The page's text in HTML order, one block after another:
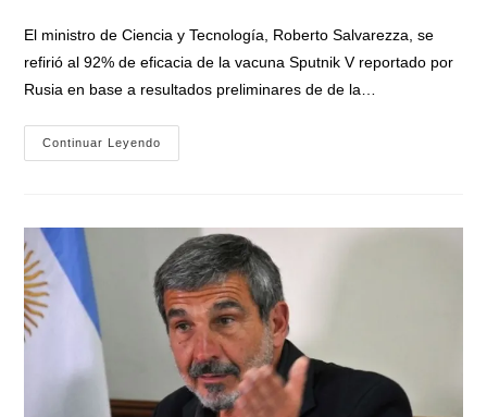
El ministro de Ciencia y Tecnología, Roberto Salvarezza, se
refirió al 92% de eficacia de la vacuna Sputnik V reportado por
Rusia en base a resultados preliminares de de la…
Continuar Leyendo
Salvarezza:
Resultados
De
La
Vacuna
Sputnik
V»